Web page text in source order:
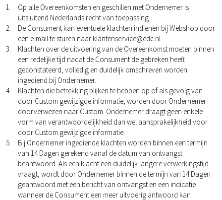
Op alle Overeenkomsten en geschillen met Ondernemer is
uitsluitend Nederlands recht van toepassing.
De Consument kan eventuele klachten indienen bij Webshop door
een e-mail te sturen naar klantenservice@edc.nl
Klachten over de uitvoering van de Overeenkomst moeten binnen
een redelijke tijd nadat de Consument de gebreken heeft
geconstateerd, volledig en duidelijk omschreven worden
ingediend bij Ondernemer.
Klachten die betrekking blijken te hebben op of als gevolg van
door Custom gewijzigde informatie, worden door Ondernemer
doorverwezen naar Custom. Ondernemer draagt geen enkele
vorm van verantwoordelijkheid dan wel aansprakelijkheid voor
door Custom gewijzigde informatie.
Bij Ondernemer ingediende klachten worden binnen een termijn
van 14 Dagen gerekend vanaf de datum van ontvangst
beantwoord. Als een klacht een duidelijk langere verwerkingstijd
vraagt, wordt door Ondernemer binnen de termijn van 14 Dagen
geantwoord met een bericht van ontvangst en een indicatie
wanneer de Consument een meer uitvoerig antwoord kan